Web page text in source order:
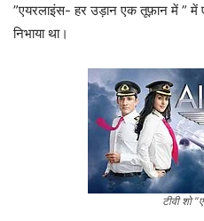
”एयरलाइंस- हर उड़ान एक तूफ़ान में ” में
निभाया था।
टीवी शो